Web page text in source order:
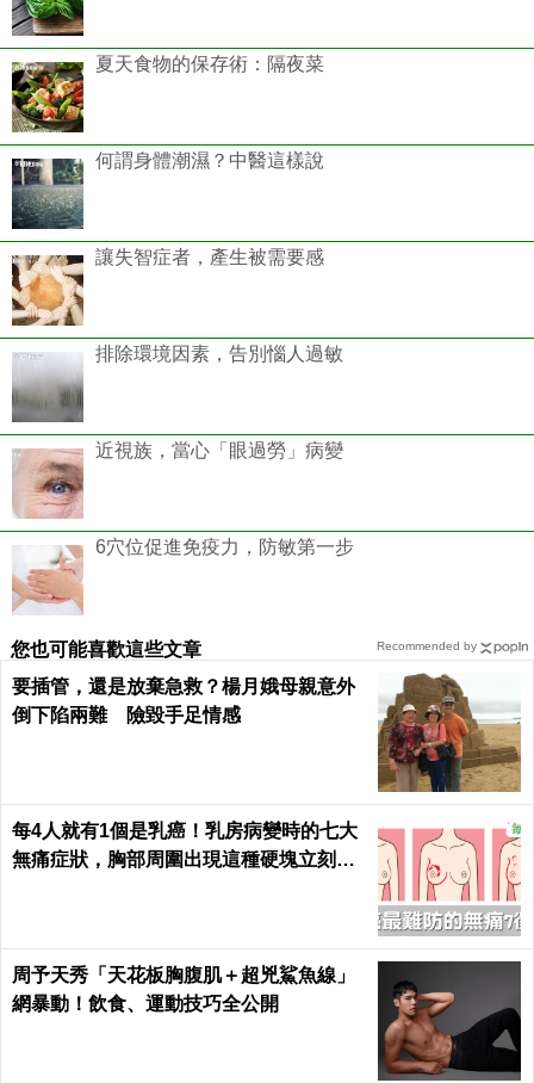
夏天食物的保存術：隔夜菜
何謂身體潮濕？中醫這樣說
讓失智症者，產生被需要感
排除環境因素，告別惱人過敏
近視族，當心「眼過勞」病變
6穴位促進免疫力，防敏第一步
您也可能喜歡這些文章
要插管，還是放棄急救？楊月娥母親意外
倒下陷兩難 險毀手足情感
每4人就有1個是乳癌！乳房病變時的七大
無痛症狀，胸部周圍出現這種硬塊立刻就
周予天秀「天花板胸腹肌＋超兇鯊魚線」
網暴動！飲食、運動技巧全公開
Recommended by